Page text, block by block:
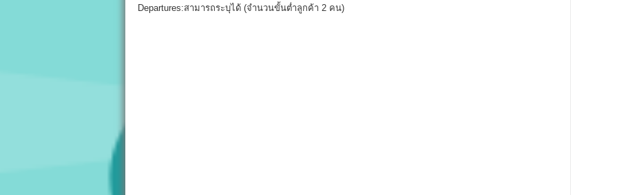
Departures:สามารถระบุได้ (จำนวนขั้นต่ำลูกค้า 2 คน)